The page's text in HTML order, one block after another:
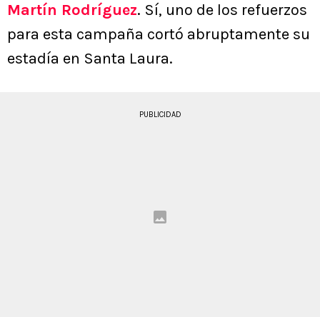
Martín Rodríguez. Sí, uno de los refuerzos
para esta campaña cortó abruptamente su
estadía en Santa Laura.
PUBLICIDAD